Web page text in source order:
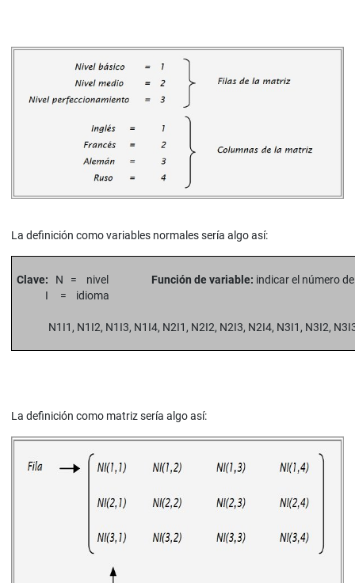
La definición como variables normales sería algo así:
Clave: N = nivel Función de variable: indicar el número
I = idioma
N1I1, N1I2, N1I3, N1I4, N2I1, N2I2, N2I3, N2I4, N3I1, N3I2,
La definición como matriz sería algo así: